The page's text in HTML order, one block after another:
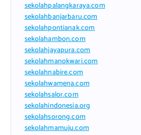
sekolahpalangkaraya.com
sekolahbanjarbaru.com
sekolahpontianak.com
sekolahambon.com
sekolahjayapura.com
sekolahmanokwari.com
sekolahnabire.com
sekolahwamena.com
sekolahsalor.com
sekolahindonesia.org
sekolahsorong.com
sekolahmamuju.com